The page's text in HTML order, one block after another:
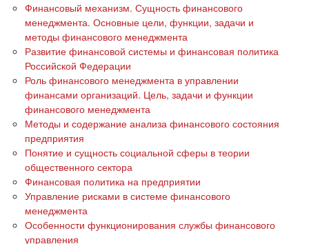
Финансовый механизм. Сущность финансового
менеджмента. Основные цели, функции, задачи и
методы финансового менеджмента
Развитие финансовой системы и финансовая политика
Российской Федерации
Роль финансового менеджмента в управлении
финансами организаций. Цель, задачи и функции
финансового менеджмента
Методы и содержание анализа финансового состояния
предприятия
Понятие и сущность социальной сферы в теории
общественного сектора
Финансовая политика на предприятии
Управление рисками в системе финансового
менеджмента
Особенности функционирования службы финансового
управления